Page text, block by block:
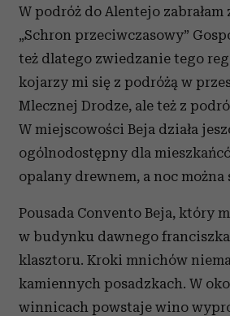
W podróż do Alentejo zabrałam
„Schron przeciwczasowy”
też dlatego zwiedzanie tego
kojarzy mi się z podróżą w
Mlecznej Drodze, ale też z
W miejscowości Beja działa
ogólnodostępny dla
opalany drewnem, a noc
Pousada Convento Beja, który
w budynku dawnego
klasztoru. Kroki mnichów
kamiennych posadzkach. W
winnicach powstaje wino